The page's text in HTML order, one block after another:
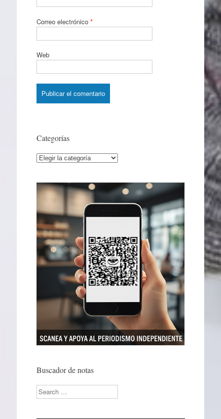
Correo electrónico *
Web
Categorías
Categorías
Buscador de notas
Search